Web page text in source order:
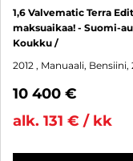
1,6 Valvematic Terra
maksuaikaa! - Suomi-
Koukku /
2012 , Manuaali,
10 400 €
alk. 131 € / kk